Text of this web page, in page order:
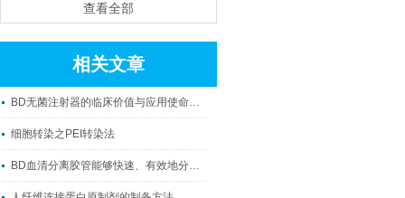
查看全部
相关文章
BD无菌注射器的临床价值与应用使命解读
细胞转染之PEI转染法
BD血清分离胶管能够快速、有效地分离出血清样品